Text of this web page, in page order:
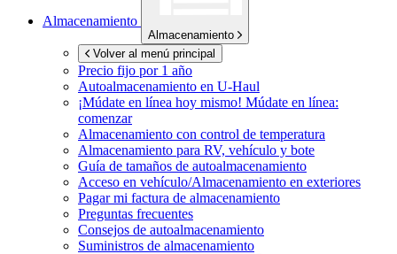
Almacenamiento
Almacenamiento
Volver al menú principal
Precio fijo por 1 año
Autoalmacenamiento en U-Haul
¡Múdate en línea hoy mismo! Múdate en línea:
comenzar
Almacenamiento con control de temperatura
Almacenamiento para RV, vehículo y bote
Guía de tamaños de autoalmacenamiento
Acceso en vehículo/Almacenamiento en exteriores
Pagar mi factura de almacenamiento
Preguntas frecuentes
Consejos de autoalmacenamiento
Suministros de almacenamiento